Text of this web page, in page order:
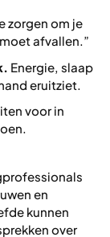
zorgen om je
afvallen.”
Energie, slaap
eruitziet.
voor in
en
kunnen
over